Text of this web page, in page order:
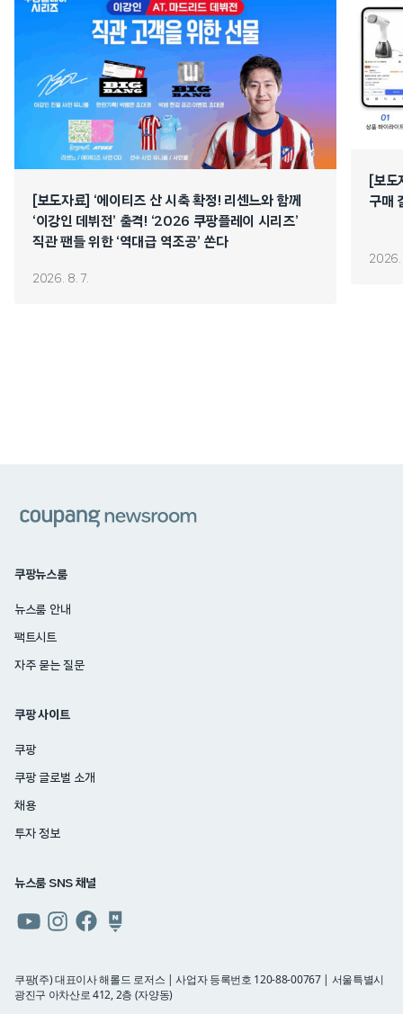
[보도자료] ‘에이티즈 산 시축 확정! 리센느와 함께
‘이강인 데뷔전’ 출격! ‘2026 쿠팡플레이 시리즈’
직관 팬들 위한 ‘역대급 역조공’ 쏜다
2026. 8. 7.
[보
구매
2026.
쿠팡뉴스룸
뉴스룸 안내
팩트시트
자주 묻는 질문
쿠팡 사이트
쿠팡
쿠팡 글로벌 소개
채용
투자 정보
뉴스룸 SNS 채널
유튜브인스타그램
페이스북네이버
블로그
쿠팡(주) 대표이사 해롤드 로저스 | 사업자 등록번호 120-88-00767 | 서울특별시
광진구 아차산로 412, 2층 (자양동)